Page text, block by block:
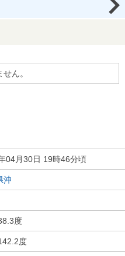
ん。
04月30日 19時46分頃
沖
度
度